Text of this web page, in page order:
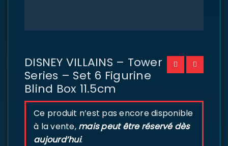
DISNEY VILLAINS – Tower
Series – Set 6 Figurine
Blind Box 11.5cm
Ce produit n’est pas encore disponible
à la vente, mais peut être réservé dès
aujourd’hui.